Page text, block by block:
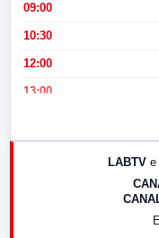
09:00
10:30
12:00
13:00
LABTV e